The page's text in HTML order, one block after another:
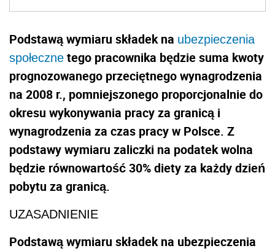
Podstawą wymiaru składek na ubezpieczenia
społeczne tego pracownika będzie suma kwoty
prognozowanego przeciętnego wynagrodzenia
na 2008 r., pomniejszonego proporcjonalnie do
okresu wykonywania pracy za granicą i
wynagrodzenia za czas pracy w Polsce. Z
podstawy wymiaru zaliczki na podatek wolna
będzie równowartość 30% diety za każdy dzień
pobytu za granicą.
UZASADNIENIE
Podstawą wymiaru składek na ubezpieczenia